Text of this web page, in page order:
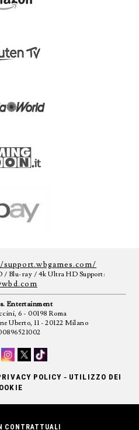
/ Blu-ray / 4k Ultra HD Support:
Entertainment
6 - 00198 Roma
Uberto, 11 - 20122 Milano
POLICY - UTILIZZO DEI
CONTRATTUALI